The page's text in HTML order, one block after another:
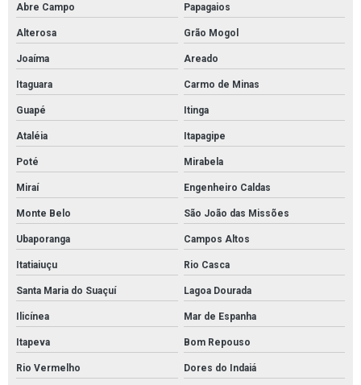
Abre Campo Papagaios
Alterosa Grão Mogol
Joaíma Areado
Itaguara Carmo de Minas
Guapé Itinga
Ataléia Itapagipe
Poté Mirabela
Miraí Engenheiro Caldas
Monte Belo São João das Missões
Ubaporanga Campos Altos
Itatiaiuçu Rio Casca
Santa Maria do Suaçuí Lagoa Dourada
Ilicínea Mar de Espanha
Itapeva Bom Repouso
Rio Vermelho Dores do Indaiá